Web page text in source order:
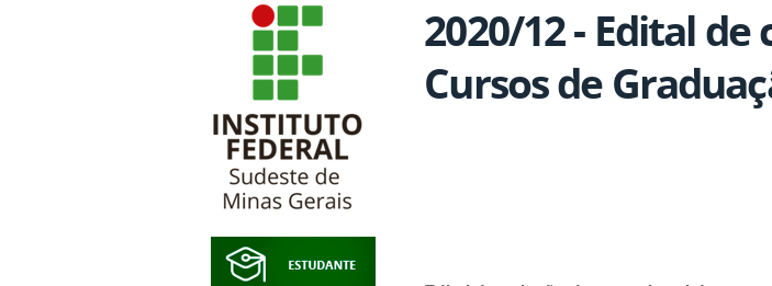
2020/12 - Edital
Cursos de